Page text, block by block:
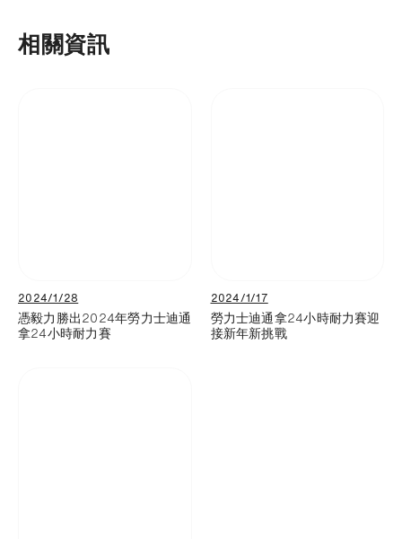
相關資訊
2024/1/28
憑毅力勝出2024年勞力士迪通
拿24小時耐力賽
2024/1/17
勞力士迪通拿24小時耐力賽迎
接新年新挑戰